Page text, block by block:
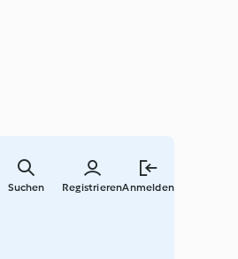
RegistrierenAnmelden
Suchen